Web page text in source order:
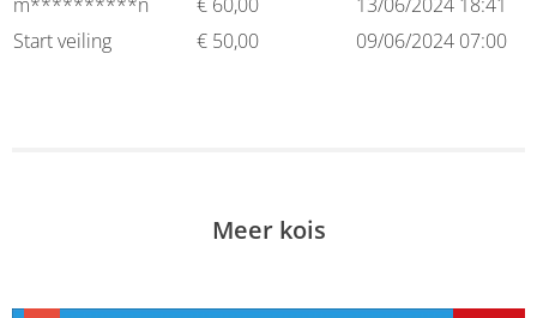
Start veiling
€ 50,00 09/06/2024 07:00
Meer kois